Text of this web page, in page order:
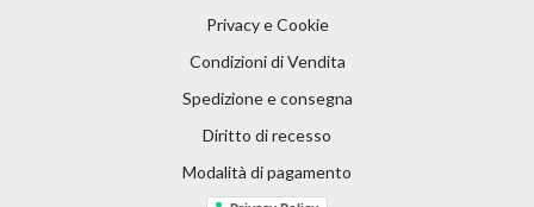
Privacy e Cookie
Condizioni di Vendita
Spedizione e consegna
Diritto di recesso
Modalità di pagamento